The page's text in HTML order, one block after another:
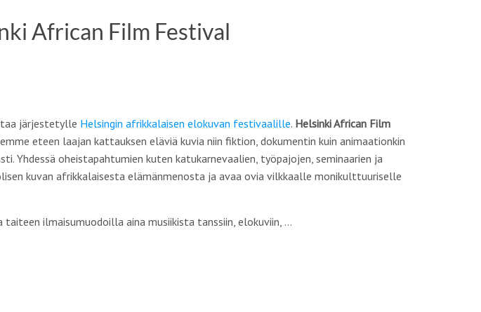
African Film Festival
järjestetylle Helsingin afrikkalaisen elokuvan festivaalille. Helsinki African Film
eteen laajan kattauksen eläviä kuvia niin fiktion, dokumentin kuin animaationkin
Yhdessä oheistapahtumien kuten katukarnevaalien, työpajojen, seminaarien ja
kuvan afrikkalaisesta elämänmenosta ja avaa ovia vilkkaalle monikulttuuriselle
taiteen ilmaisumuodoilla aina musiikista tanssiin, elokuviin, …